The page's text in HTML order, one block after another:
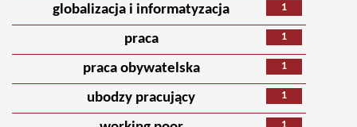
1
globalizacja i informatyzacja
1
praca
1
praca obywatelska
1
ubodzy pracujący